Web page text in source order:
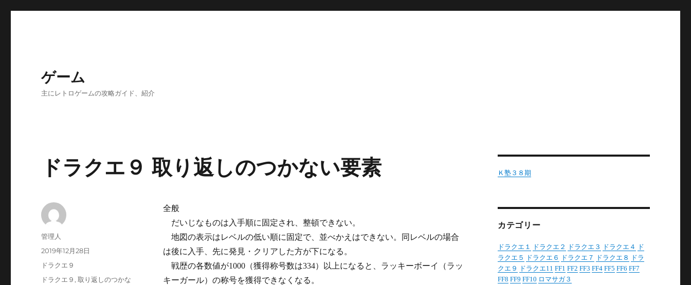
ゲーム
主にレトロゲームの攻略ガイド、紹介
ドラクエ９ 取り返しのつかない要素
全般
だいじなものは入手順に固定され、整頓できない。
地図の表示はレベルの低い順に固定で、並べかえはできない。同レベルの場合
は後に入手、先に発見・クリアした方が下になる。
戦歴の各数値が1000（獲得称号数は334）以上になると、ラッキーボーイ（ラッ
キーガール）の称号を獲得できなくなる。
投
管理人
投
稿
2019年12月28日
カ
テ
ドラクエ９
タ
ドラクエ９ ,取り返しのつかな
Ｋ塾３８期
カテゴリー
ドラクエ１ ドラクエ２ ドラクエ３ ドラクエ４
ド
ラクエ５
ドラクエ６ ドラクエ７ ドラクエ８
ドラ
クエ９
ドラクエ11 FF1 FF2 FF3 FF4 FF5 FF6 FF7
FF8 FF9 FF10 ロマサガ３